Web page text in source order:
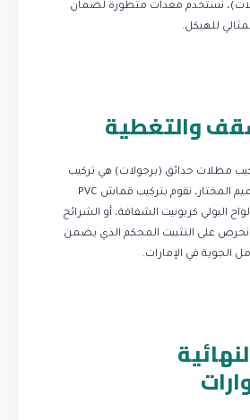
نستخدم معدات متطورة لضمان
للهيكل.
والتغطية
مظلات حدائق (برجولات) هي تركيب
السقف. حسب التصميم المختار، نقوم بتركيب قماش PVC
البولي كربونيت الشفافة، أو الشرائح
نحرص على التثبيت المحكم الذي يضمن
الجوية في الإمارات.